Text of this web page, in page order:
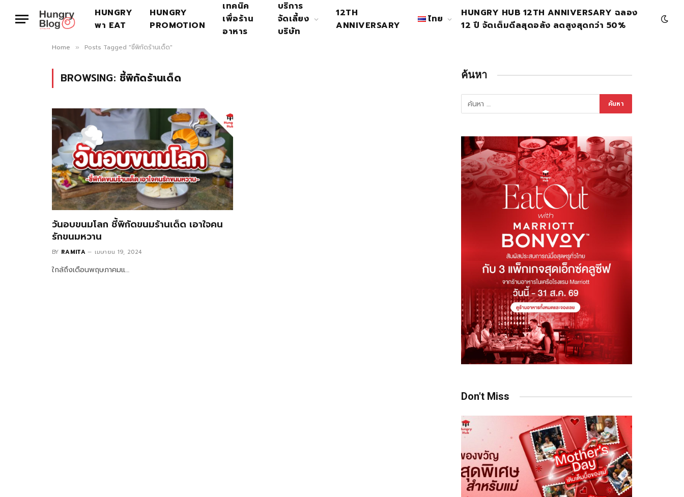
HUNGRY
พา EAT
HUNGRY
PROMOTION
เทคนิค
เพื่อร้าน
อาหาร
บริการ
จัดเลี้ยง
บริษัท
12TH
ANNIVERSARY
ไทย
HUNGRY HUB 12TH ANNIVERSARY ฉลอง
12 ปี จัดเต็มดีลสุดอลัง ลดสูงสุดกว่า 50%
Home » Posts Tagged "ชี้พิกัดร้านเด็ด"
BROWSING: ชี้พิกัดร้านเด็ด
วันอบขนมโลก ชี้พิกัดขนมร้านเด็ด เอาใจคน
รักขนมหวาน
BY RAMITA เมษายน 19, 2024
ใกล้ถึงเดือนพฤษภาคมแ…
ค้นหา
Don't Miss